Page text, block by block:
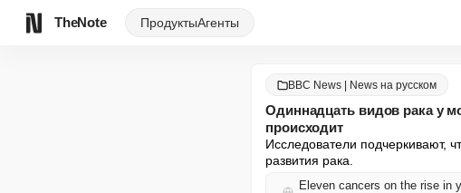
TheNote ПродуктыАгенты
BBC News | News на русском
Одиннадцать видов рака у
происходит
Исследователи подчеркивают,
развития рака.
Eleven cancers on the rise in